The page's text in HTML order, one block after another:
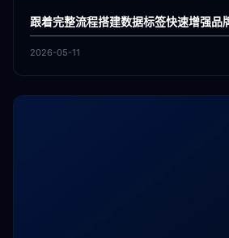
跟着完整流程搭建数据标签快速增强品
2026-05-11